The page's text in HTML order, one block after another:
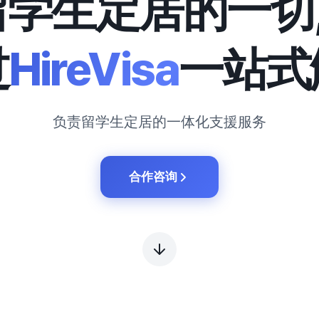
HireVisa一站
负责留学生定居的一体化支援服务
合作咨询